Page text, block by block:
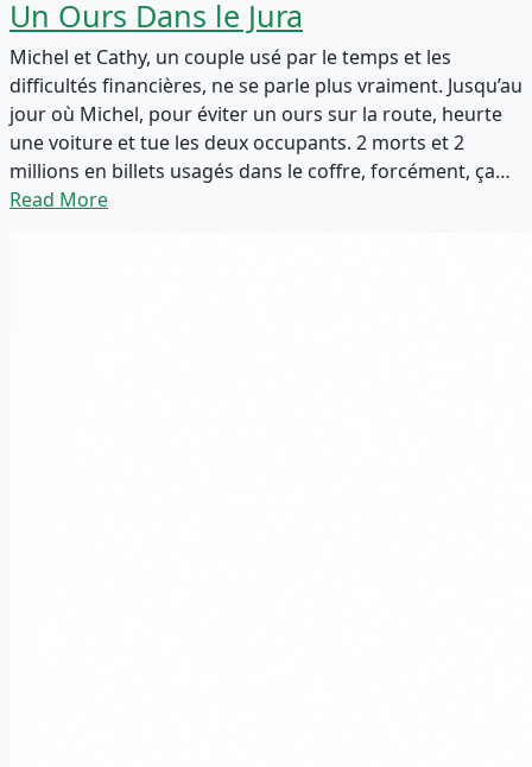
Un Ours Dans le Jura
Michel et Cathy, un couple usé par le temps et les
difficultés financières, ne se parle plus vraiment. Jusqu’au
jour où Michel, pour éviter un ours sur la route, heurte
une voiture et tue les deux occupants. 2 morts et 2
millions en billets usagés dans le coffre, forcément, ça…
Read More